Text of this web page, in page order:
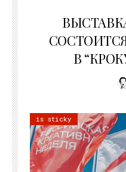
В
is sticky